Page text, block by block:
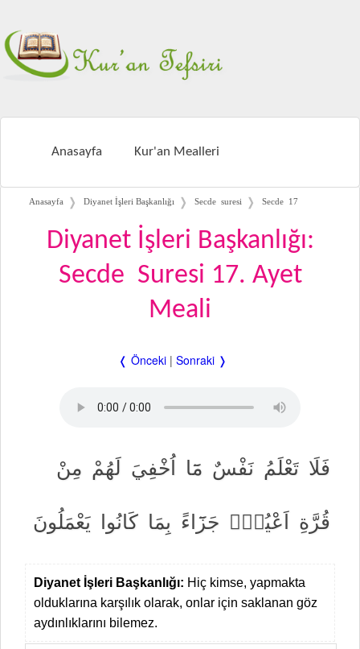
Anasayfa Kur'an Mealleri
Anasayfa ❭ Diyanet İşleri Başkanlığı ❭ Secde suresi ❭ Secde 17
Diyanet İşleri Başkanlığı:
Secde Suresi 17. Ayet
Meali
❬ Önceki | Sonraki ❭
فَلَا تَعْلَمُ نَفْسٌ مَٓا اُخْفِيَ لَهُمْ مِنْ
قُرَّةِ اَعْيُنٍۚ جَزَٓاءً بِمَا كَانُوا يَعْمَلُونَ
Diyanet İşleri Başkanlığı: Hiç kimse, yapmakta
olduklarına karşılık olarak, onlar için saklanan göz
aydınlıklarını bilemez.